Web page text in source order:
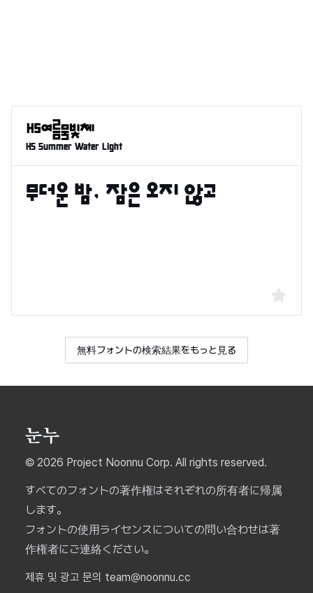
HS Summer Water Light
無料フォントの検索結果をもっと見る
© 2026 Project Noonnu Corp. All rights reserved.
すべてのフォントの著作権はそれぞれの所有者に帰属
します。
フォントの使用ライセンスについての問い合わせは著
作権者にご連絡ください。
제휴 및 광고 문의 team@noonnu.cc